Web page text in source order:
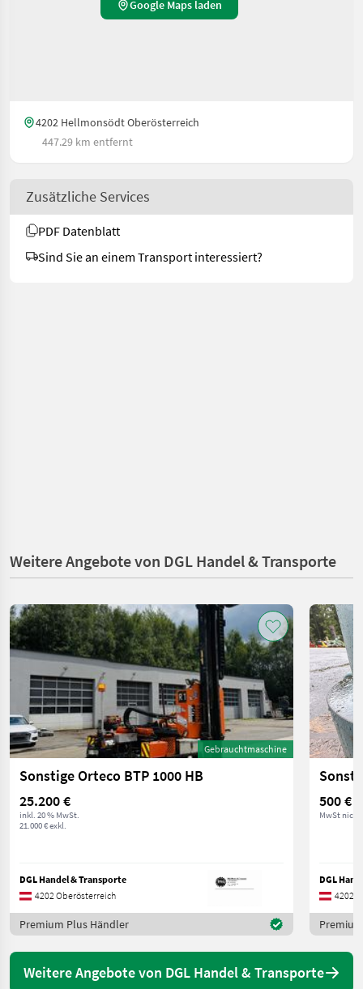
Google Maps laden
4202 Hellmonsödt Oberösterreich
447.29 km entfernt
Zusätzliche Services
PDF Datenblatt
Sind Sie an einem Transport interessiert?
Weitere Angebote von DGL Handel & Transporte
Gebrauchtmaschine
Sonstige Orteco BTP 1000 HB
25.200 €
inkl. 20 % MwSt.
21.000 € exkl.
DGL Handel & Transporte
4202 Oberösterreich
Premium Plus Händler
500 €
MwSt
DGL
4202
Weitere Angebote von DGL Handel & Transporte